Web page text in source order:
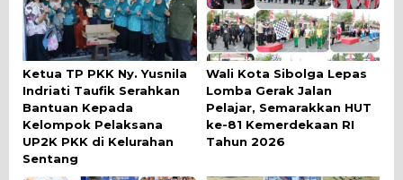
Ketua TP PKK Ny. Yusnila
Indriati Taufik Serahkan
Bantuan Kepada
Kelompok Pelaksana
UP2K PKK di Kelurahan
Sentang
Wali Kota Sibolga Lepas
Lomba Gerak Jalan
Pelajar, Semarakkan HUT
ke-81 Kemerdekaan RI
Tahun 2026